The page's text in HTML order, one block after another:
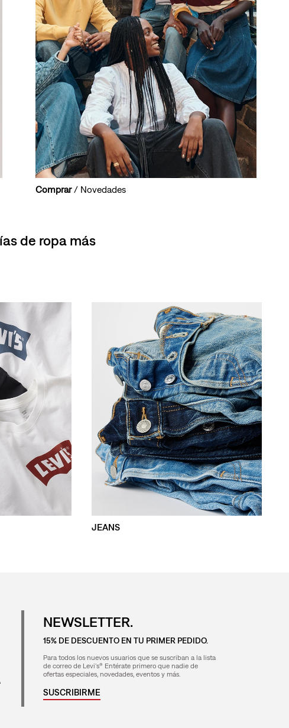
Comprar/ Novedades
de ropa más
JEANS
NEWSLETTER.
15% DE DESCUENTO EN TU PRIMER PEDIDO.
Para todos los nuevos usuarios que se suscriban a la lista
de correo de Levi's® Entérate primero que nadie de
ofertas especiales, novedades, eventos y más.
SUSCRIBIRME